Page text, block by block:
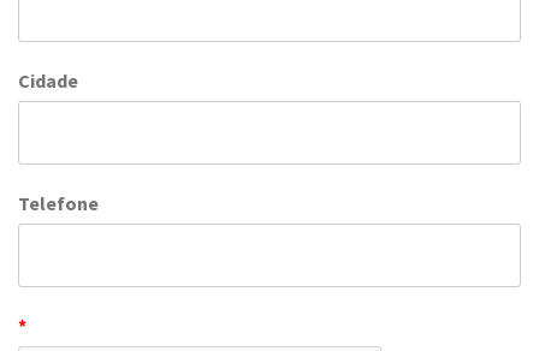
Cidade
Telefone
*